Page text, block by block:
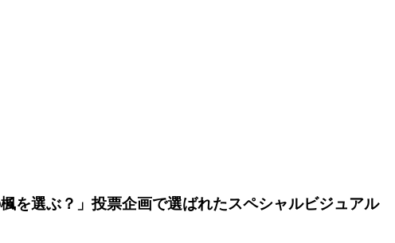
を選ぶ？」投票企画で選ばれたスペシャルビジュアル